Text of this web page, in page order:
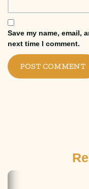
Save my name, email,
next time I comment.